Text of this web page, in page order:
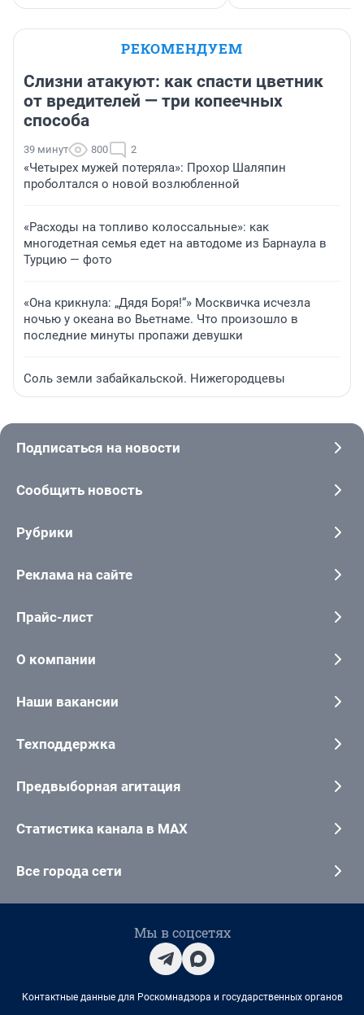
РЕКОМЕНДУЕМ
Слизни атакуют: как спасти цветник
от вредителей — три копеечных
способа
39 минут 800 2
«Четырех мужей потеряла»: Прохор Шаляпин
проболтался о новой возлюбленной
«Расходы на топливо колоссальные»: как
многодетная семья едет на автодоме из Барнаула в
Турцию — фото
«Она крикнула: „Дядя Боря!“» Москвичка исчезла
ночью у океана во Вьетнаме. Что произошло в
последние минуты пропажи девушки
Соль земли забайкальской. Нижегородцевы
Подписаться на новости
Сообщить новость
Рубрики
Реклама на сайте
Прайс-лист
О компании
Наши вакансии
Техподдержка
Предвыборная агитация
Статистика канала в MAX
Все города сети
Мы в соцсетях
Контактные данные для Роскомнадзора и государственных органов